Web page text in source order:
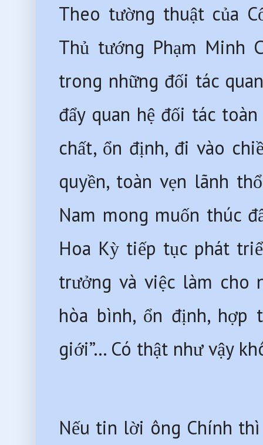
Theo tường thuật của
Thủ tướng Phạm Minh
trong những đối tác
đẩy quan hệ đối tác
chất, ổn định, đi vào
quyền, toàn vẹn lãnh
Nam mong muốn thúc
Hoa Kỳ tiếp tục phát
trưởng và việc làm cho
hòa bình, ổn định,
giới”… Có thật như vậy
Nếu tin lời ông Chính